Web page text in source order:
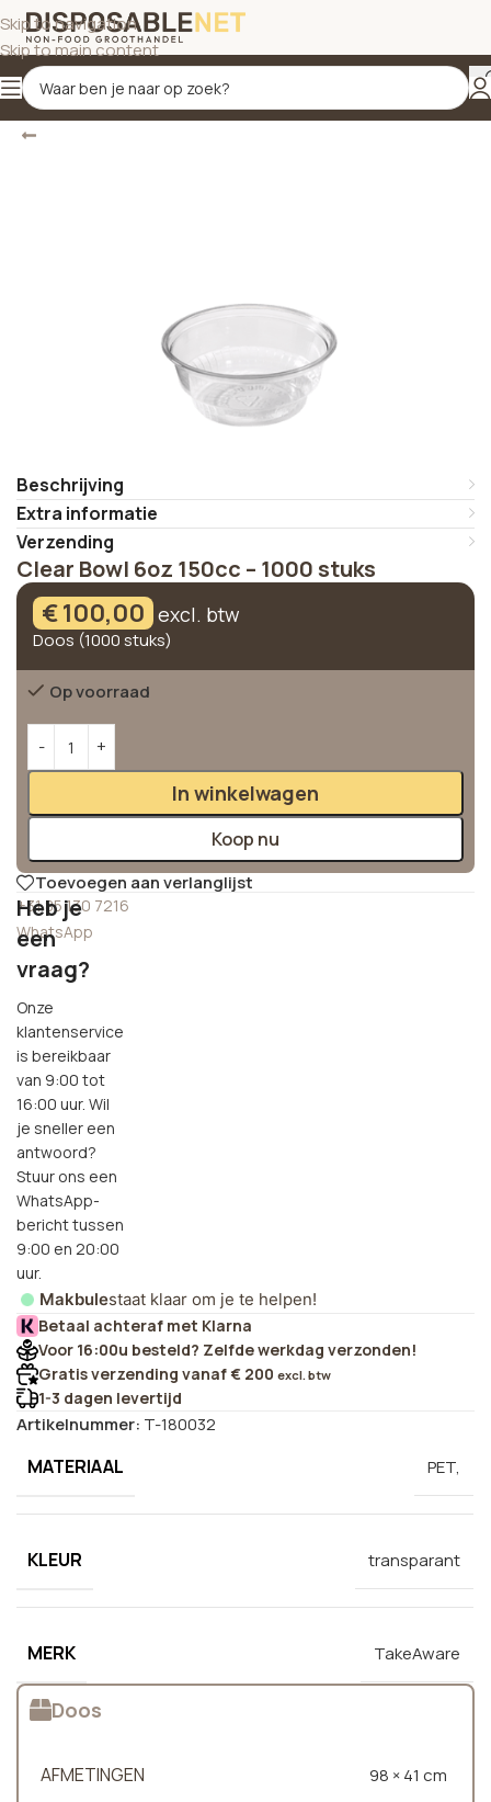
Skip to navigation
Skip to main content
Terug Home/IJsbekers
Beschrijving
Extra informatie
Verzending
Clear Bowl 6oz 150cc – 1000 stuks
€100,00 excl. btw
Doos (1000 stuks)
Op voorraad
In winkelwagen
Koop nu
Toevoegen aan verlanglijst
+31 85 130 7216
WhatsApp
Heb je
een
vraag?
Onze
klantenservice
is bereikbaar
van 9:00 tot
16:00 uur. Wil
je sneller een
antwoord?
Stuur ons een
WhatsApp-
bericht tussen
9:00 en 20:00
uur.
Makbulestaat klaar om je te helpen!
Betaal achteraf met Klarna
Voor 16:00u besteld? Zelfde werkdag verzonden!
Gratis verzending vanaf € 200 excl. btw
1-3 dagen levertijd
Artikelnummer: T-180032
MATERIAAL PET,
KLEUR transparant
MERK TakeAware
Doos
AFMETINGEN 98 × 41 cm